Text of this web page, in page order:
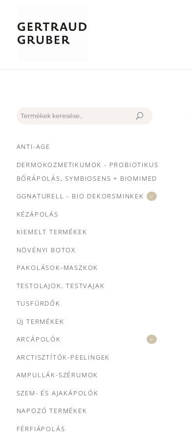
Keresés
ANTI-AGE
DERMOKOZMETIKUMOK - PROBIOTIKUS
BŐRÁPOLÁS, SYMBIOSENS + BIOMIMED
GGNATURELL - BIO DEKORSMINKEK
KÉZÁPOLÁS
KIEMELT TERMÉKEK
NÖVÉNYI BOTOX
PAKOLÁSOK-MASZKOK
TESTOLAJOK, TESTVAJAK
TUSFÜRDŐK
ÚJ TERMÉKEK
ARCÁPOLÓK
ARCTISZTÍTÓK-PEELINGEK
AMPULLÁK-SZÉRUMOK
SZEM- ÉS AJAKÁPOLÓK
NAPOZÓ TERMÉKEK
FÉRFIÁPOLÁS